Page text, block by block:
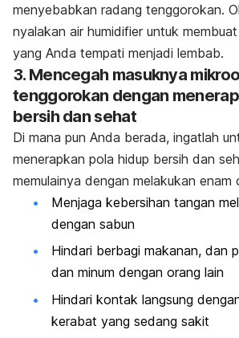
menyebabkan radang tenggorokan.
nyalakan air humidifier untuk
yang Anda tempati menjadi lembab.
3. Mencegah masuknya
tenggorokan dengan
bersih dan sehat
Di mana pun Anda berada, ingatlah
menerapkan pola hidup bersih dan
memulainya dengan melakukan enam
Menjaga kebersihan tangan
dengan sabun
Hindari berbagi makanan, dan
dan minum dengan orang lain
Hindari kontak langsung
kerabat yang sedang sakit